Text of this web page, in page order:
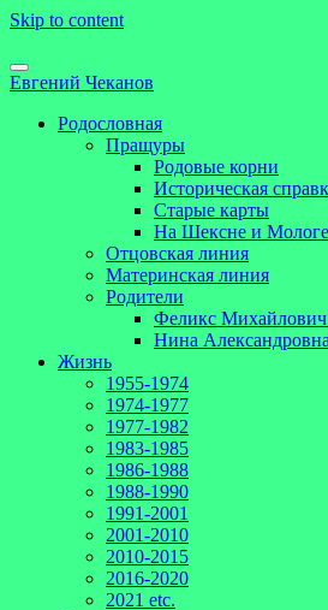
Skip to content
Евгений Чеканов
Родословная
Пращуры
Родовые корни
Историческая
Старые карты
На Шексне и
Отцовская линия
Материнская линия
Родители
Феликс Михайлович
Нина
Жизнь
1955-1974
1974-1977
1977-1982
1983-1985
1986-1988
1988-1990
1991-2001
2001-2010
2010-2015
2016-2020
2021 etc.